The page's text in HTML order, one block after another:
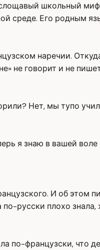
школьный
среде. Его родным
наречии.
не говорит и не
Нет, мы тупо
я знаю в вашей
И об этом
русски плохо
по-французски, что